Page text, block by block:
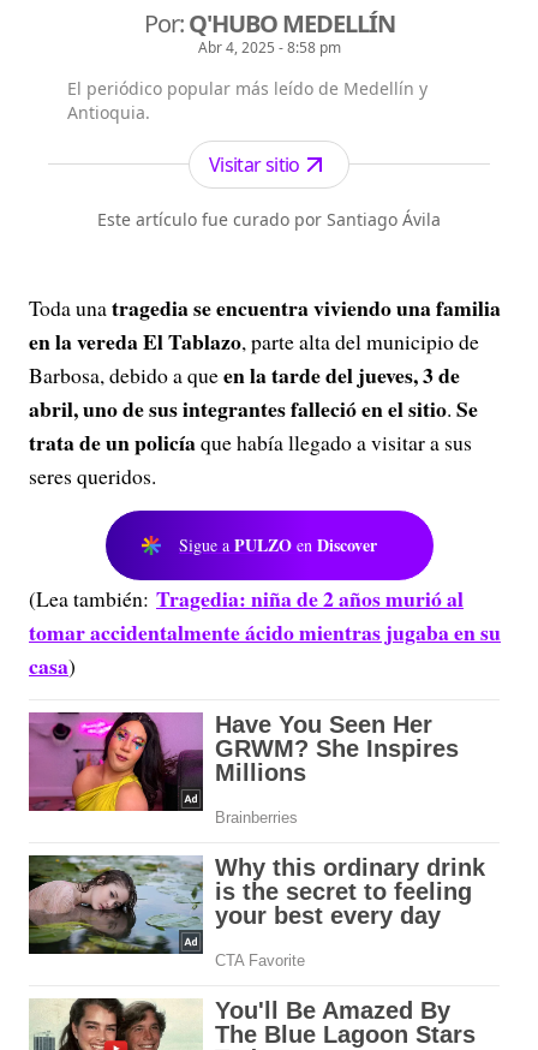
Por:Q'HUBO MEDELLÍN
Abr 4, 2025 - 8:58 pm
El periódico popular más leído de Medellín y
Antioquia.
Visitar sitio
Este artículo fue curado por Santiago Ávila
Toda unatragedia se encuentra viviendo una familia
en la vereda El Tablazo, parte alta del municipio de
Barbosa, debido a queen la tarde del jueves, 3 de
abril, uno de sus integrantes falleció en el sitio. Se
trata de un policíaque había llegado a visitar a sus
seres queridos.
Sigue a PULZO en Discover
(Lea también: Tragedia: niña de 2 años murió al
tomar accidentalmente ácido mientras jugaba en su
casa)